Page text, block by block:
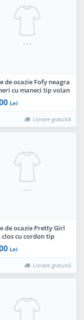
de ocazie Fofy neagra
cu maneci tip volan
Lei
Livrare gratuită
de ocazie Pretty Girl
cu cordon tip
Lei
Livrare gratuită